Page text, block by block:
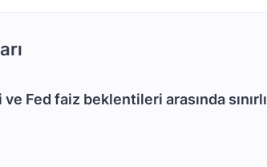
Fed faiz beklentileri arasında sınırlı